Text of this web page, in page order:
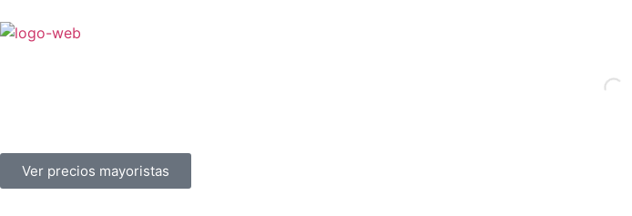
Ver precios mayoristas